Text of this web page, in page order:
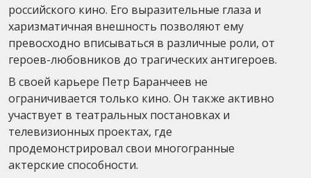
российского кино. Его выразительные глаза и
харизматичная внешность позволяют ему
превосходно вписываться в различные роли, от
героев-любовников до трагических антигероев.
В своей карьере Петр Баранчеев не
ограничивается только кино. Он также активно
участвует в театральных постановках и
телевизионных проектах, где
продемонстрировал свои многогранные
актерские способности.